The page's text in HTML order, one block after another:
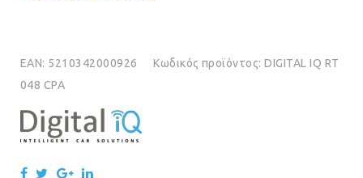
EAN: 5210342000926 Κωδικός προϊόντος:DIGITAL IQ RT
048 CPA